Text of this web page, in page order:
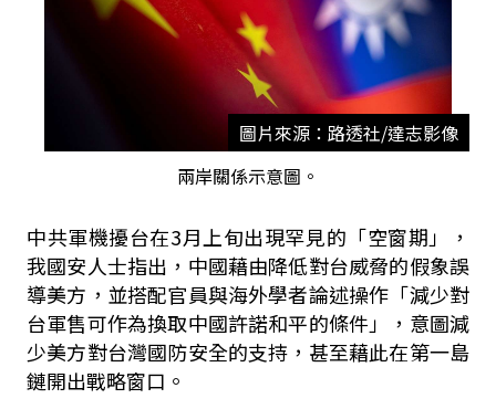
圖片來源：路透社/達志影像
兩岸關係示意圖。
中共軍機擾台在3月上旬出現罕見的「空窗期」，
我國安人士指出，中國藉由降低對台威脅的假象誤
導美方，並搭配官員與海外學者論述操作「減少對
台軍售可作為換取中國許諾和平的條件」，意圖減
少美方對台灣國防安全的支持，甚至藉此在第一島
鏈開出戰略窗口。